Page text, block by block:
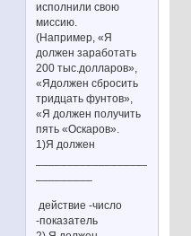
исполнили свою
миссию.
(Например, «Я
должен заработать
200 тыс.долларов»,
«Ядолжен сбросить
тридцать фунтов»,
«Я должен получить
пять «Оскаров».
1)Я должен
действие -число
-показатель